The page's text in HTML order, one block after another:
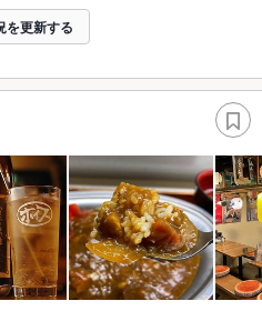
を更新する